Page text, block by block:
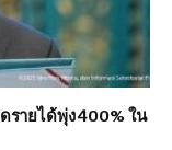
รายได้พุ่ง 400% ใน